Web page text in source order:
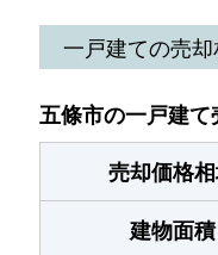
一戸建ての売
五條市の一戸建て
売却価格
建物面積